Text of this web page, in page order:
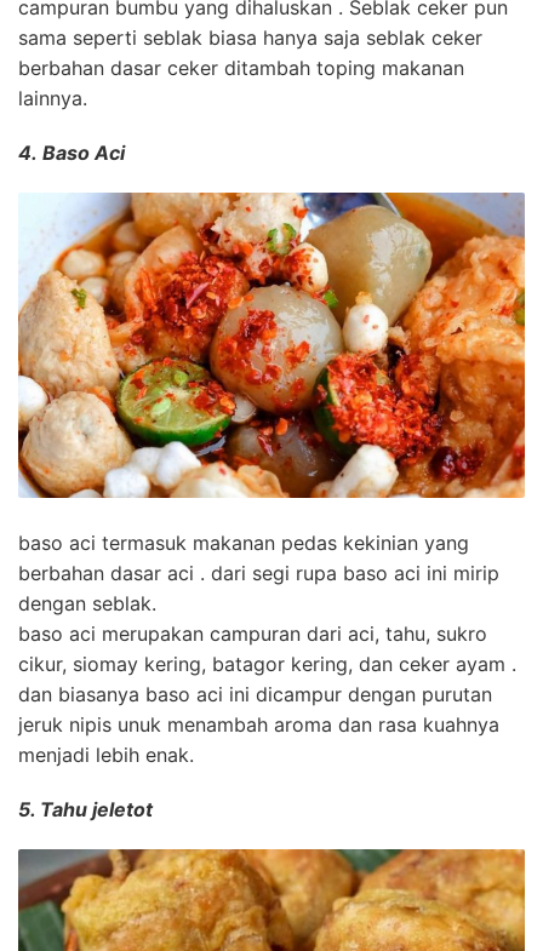
campuran bumbu yang dihaluskan . Seblak ceker pun
sama seperti seblak biasa hanya saja seblak ceker
berbahan dasar ceker ditambah toping makanan
lainnya.
4. Baso Aci
baso aci termasuk makanan pedas kekinian yang
berbahan dasar aci . dari segi rupa baso aci ini mirip
dengan seblak.
baso aci merupakan campuran dari aci, tahu, sukro
cikur, siomay kering, batagor kering, dan ceker ayam .
dan biasanya baso aci ini dicampur dengan purutan
jeruk nipis unuk menambah aroma dan rasa kuahnya
menjadi lebih enak.
5. Tahu jeletot